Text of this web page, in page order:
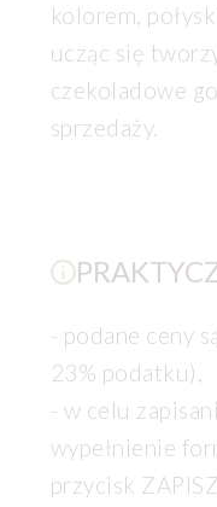
kolorem,
ucząc się
czekoladowe
sprzedaży.
- podane ceny
23% podatku),
- w celu
wypełnienie
przycisk